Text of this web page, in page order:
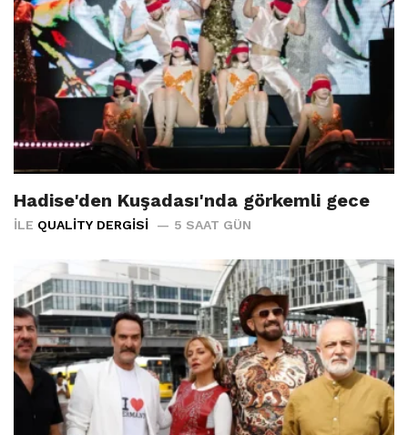
Hadise'den Kuşadası'nda görkemli gece
İLE QUALITY DERGISI 5 SAAT GÜN